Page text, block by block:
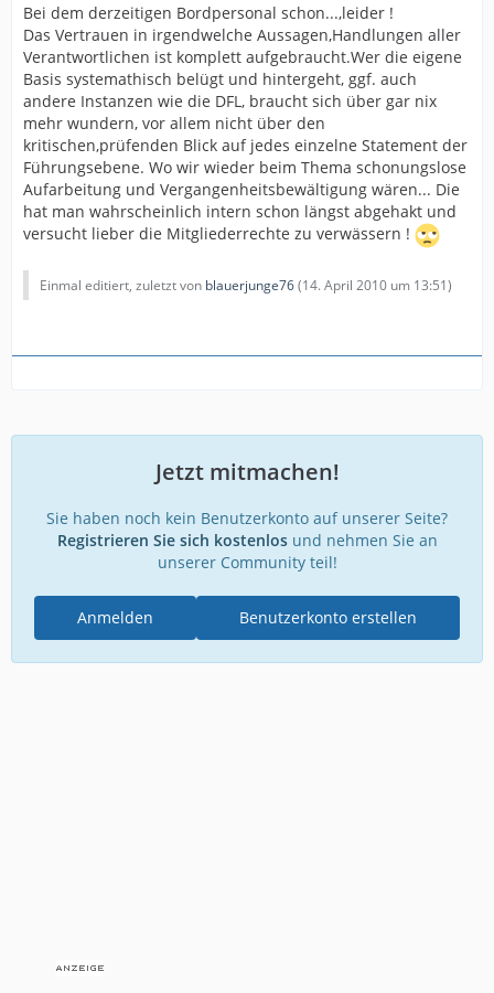
Bei dem derzeitigen Bordpersonal schon...,leider !
Das Vertrauen in irgendwelche Aussagen,Handlungen aller
Verantwortlichen ist komplett aufgebraucht.Wer die eigene
Basis systemathisch belügt und hintergeht, ggf. auch
andere Instanzen wie die DFL, braucht sich über gar nix
mehr wundern, vor allem nicht über den
kritischen,prüfenden Blick auf jedes einzelne Statement der
Führungsebene. Wo wir wieder beim Thema schonungslose
Aufarbeitung und Vergangenheitsbewältigung wären... Die
hat man wahrscheinlich intern schon längst abgehakt und
versucht lieber die Mitgliederrechte zu verwässern !
Einmal editiert, zuletzt von blauerjunge76(14. April 2010 um 13:51)
Jetzt mitmachen!
Sie haben noch kein Benutzerkonto auf unserer Seite?
Registrieren Sie sich kostenlosund nehmen Sie an
unserer Community teil!
Benutzerkonto erstellen
Anmelden